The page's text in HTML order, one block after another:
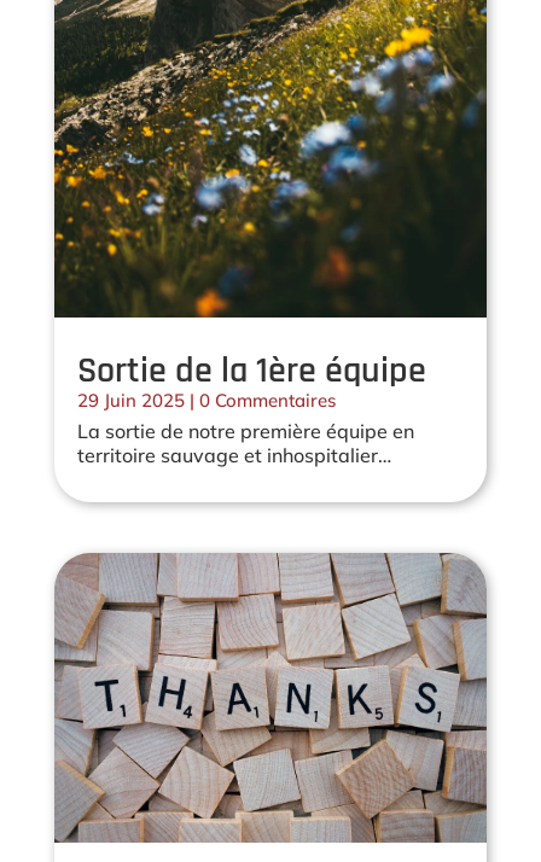
Sortie de la 1ère équipe
29 Juin 2025| 0 Commentaires
La sortie de notre première équipe en
territoire sauvage et inhospitalier…